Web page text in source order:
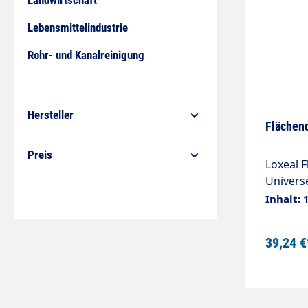
Lebensmittelindustrie
Rohr- und Kanalreinigung
Hersteller
Preis
Loxeal
unter
bis
Inhalt:
39,24